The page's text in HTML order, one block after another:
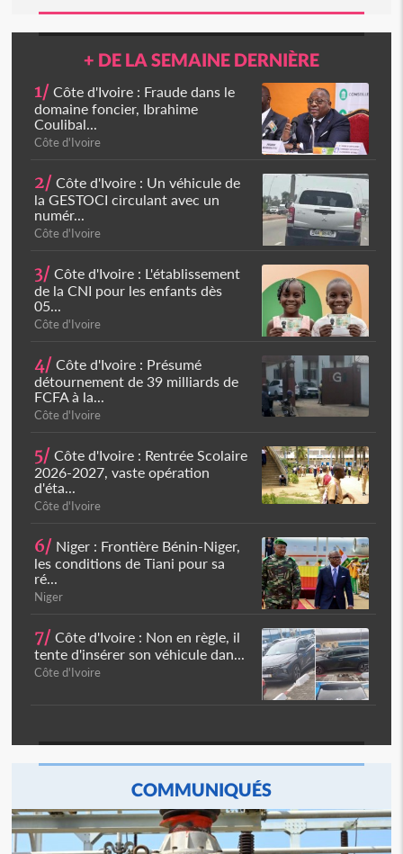
+ DE LA SEMAINE DERNIÈRE
1/ Côte d'Ivoire : Fraude dans le
domaine foncier, Ibrahime
Coulibal...
Côte d'Ivoire
2/ Côte d'Ivoire : Un véhicule de
la GESTOCI circulant avec un
numér...
Côte d'Ivoire
3/ Côte d'Ivoire : L'établissement
de la CNI pour les enfants dès
05...
Côte d'Ivoire
4/ Côte d'Ivoire : Présumé
détournement de 39 milliards de
FCFA à la...
Côte d'Ivoire
5/ Côte d'Ivoire : Rentrée Scolaire
2026-2027, vaste opération
d'éta...
Côte d'Ivoire
6/ Niger : Frontière Bénin-Niger,
les conditions de Tiani pour sa
ré...
Niger
7/ Côte d'Ivoire : Non en règle, il
tente d'insérer son véhicule dan...
Côte d'Ivoire
COMMUNIQUÉS